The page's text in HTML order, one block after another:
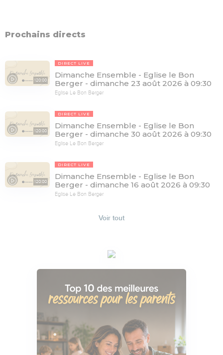
Prochains directs
120:00
DIRECT LIVE
Dimanche Ensemble - Eglise le Bon
Berger - dimanche 23 août 2026 à 09:30
Eglise Le Bon Berger
120:00
DIRECT LIVE
Dimanche Ensemble - Eglise le Bon
Berger - dimanche 30 août 2026 à 09:30
Eglise Le Bon Berger
120:00
DIRECT LIVE
Dimanche Ensemble - Eglise le Bon
Berger - dimanche 16 août 2026 à 09:30
Eglise Le Bon Berger
Voir tout